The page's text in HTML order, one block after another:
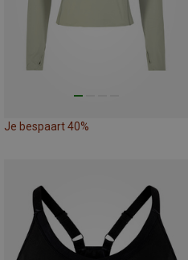
Je bespaart 40%